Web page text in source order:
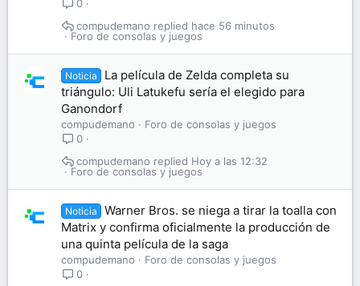
0
Foro de consolas y juegos
hace 56 minutos
compudemano
Noticia
La película de Zelda completa su
triángulo: Uli Latukefu sería el elegido para
Ganondorf
compudemano
Foro de consolas y juegos
0
Foro de consolas y juegos
Hoy a las 12:32
compudemano
Noticia
Warner Bros. se niega a tirar la toalla con
Matrix y confirma oficialmente la producción de
una quinta película de la saga
compudemano
Foro de consolas y juegos
0